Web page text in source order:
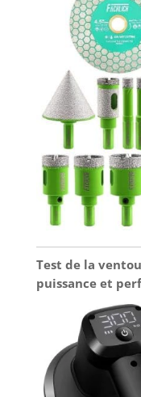
Test de la
puissance et